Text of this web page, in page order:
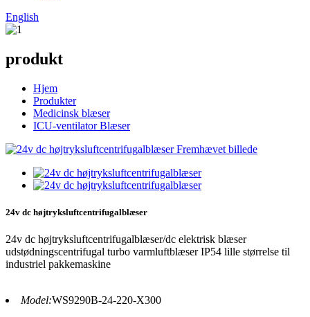
English
produkt
Hjem
Produkter
Medicinsk blæser
ICU-ventilator Blæser
24v dc højtryksluftcentrifugalblæser
24v dc højtryksluftcentrifugalblæser/dc elektrisk blæser
udstødningscentrifugal turbo varmluftblæser IP54 lille størrelse til
industriel pakkemaskine
Model:WS9290B-24-220-X300